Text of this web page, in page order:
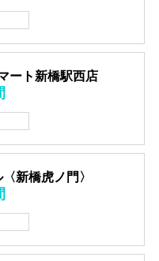
ート新橋駅西店
新橋虎ノ門〉